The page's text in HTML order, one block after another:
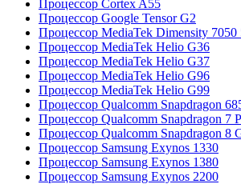
Процессор Cortex A55
Процессор Google Tensor G2
Процессор MediaTek Dimensity 7050
Процессор MediaTek Helio G36
Процессор MediaTek Helio G37
Процессор MediaTek Helio G96
Процессор MediaTek Helio G99
Процессор Qualcomm Snapdragon
Процессор Qualcomm Snapdragon 7
Процессор Qualcomm Snapdragon 8
Процессор Samsung Exynos 1330
Процессор Samsung Exynos 1380
Процессор Samsung Exynos 2200